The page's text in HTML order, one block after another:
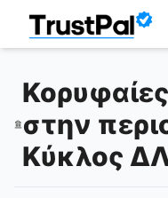
στην
Κύκλος